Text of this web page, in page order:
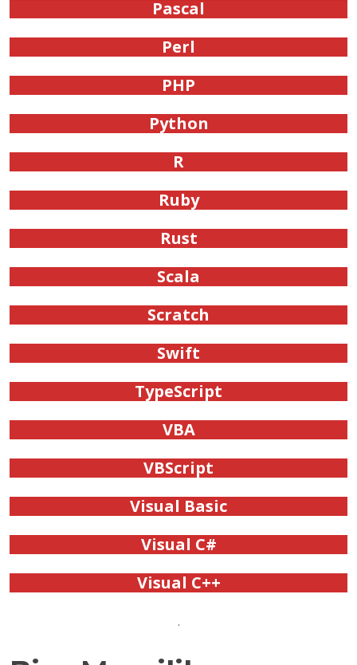
Pascal
Perl
PHP
Python
R
Ruby
Rust
Scala
Scratch
Swift
TypeScript
VBA
VBScript
Visual Basic
Visual C#
Visual C++
.